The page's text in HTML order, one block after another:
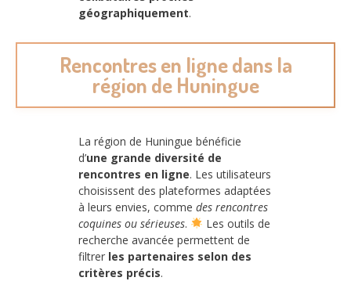
géographiquement.
Rencontres en ligne dans la
région de Huningue
La région de Huningue bénéficie
d’une grande diversité de
rencontres en ligne. Les utilisateurs
choisissent des plateformes adaptées
à leurs envies, comme des rencontres
coquines ou sérieuses.
Les outils de
recherche avancée permettent de
filtrer les partenaires selon des
critères précis.